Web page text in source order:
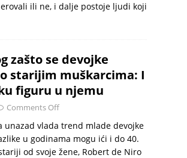
ili ne, i dalje postoje ljudi koji
zašto se devojke
starijim muškarcima: I
figuru u njemu
Comments Off
unazad vlada trend mlade devojke
u godinama mogu ići i do 40.
od svoje žene, Robert de Niro